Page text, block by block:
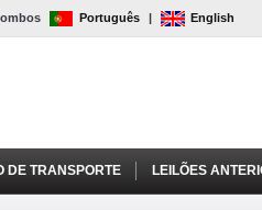
Português | English
DE TRANSPORTE LEILÕES